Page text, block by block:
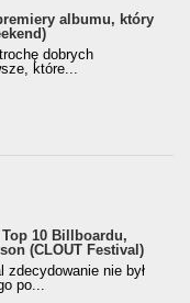
albumu, który
dobrych
które...
10 Billboardu,
(CLOUT Festival)
zdecydowanie nie był
po...